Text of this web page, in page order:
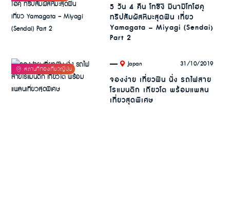
5 วัน 4 คืน โทชิงิ มินามิโทโฮคุ
ทริปสัมผัสหิมะสุดฟิน เที่ยว
Yamagata – Miyagi (Sendai)
Part 2
. Japan 31/10/2019
จองง่าย เที่ยวฟิน นั่ง รถไฟสาย
โรแมนติก เกียวโต พร้อมแพลน
เที่ยวสุดพิเศษ